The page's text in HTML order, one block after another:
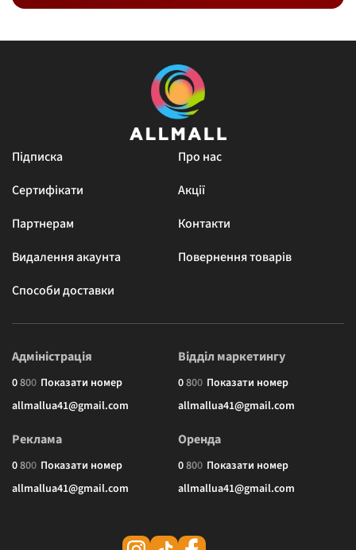
Підписка
Про нас
Сертифікати
Акції
Партнерам
Контакти
Видалення акаунта
Повернення товарів
Способи доставки
Адміністрація
0800 Показати номер
allmallua41@gmail.com
Відділ маркетингу
0800 Показати номер
allmallua41@gmail.com
Реклама
0800 Показати номер
allmallua41@gmail.com
Оренда
0800 Показати номер
allmallua41@gmail.com